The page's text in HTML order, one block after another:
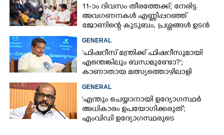
11-ാം ദിവസം തീരത്തേക്ക്; നേരിട്ട
അവഗണനകൾ എണ്ണിപ്പറഞ്ഞ്
ജോണിന്റെ കുടുബം,​ പ്രശ്നങ്ങൾ ഉടൻ
GENERAL
'ഫിഷറീസ് മന്ത്രിക്ക് ഫിഷറീസുമായി
എന്തെങ്കിലും ബന്ധമുണ്ടോ?';
കാണാതായ മത്സ്യത്തൊഴിലാളി
GENERAL
'എന്തും ചെയ്യാനായി ഉദ്യോഗസ്ഥർ
അധികാരം ഉപയോഗിക്കരുത്';
എംവിഡി ഉദ്യോഗസ്ഥരുടെ